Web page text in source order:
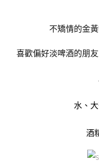
不矯情的金
喜歡偏好淡啤酒的朋
水、
酒